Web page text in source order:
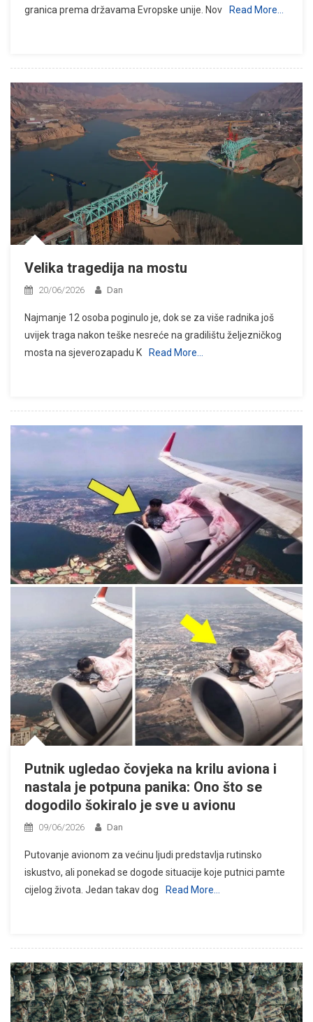
granica prema državama Evropske unije. Nov Read More…
Velika tragedija na mostu
20/06/2026 Dan
Najmanje 12 osoba poginulo je, dok se za više radnika još
uvijek traga nakon teške nesreće na gradilištu željezničkog
mosta na sjeverozapadu K
Read More…
Putnik ugledao čovjeka na krilu aviona i
nastala je potpuna panika: Ono što se
dogodilo šokiralo je sve u avionu
09/06/2026 Dan
Putovanje avionom za većinu ljudi predstavlja rutinsko
iskustvo, ali ponekad se dogode situacije koje putnici pamte
cijelog života. Jedan takav dog
Read More…